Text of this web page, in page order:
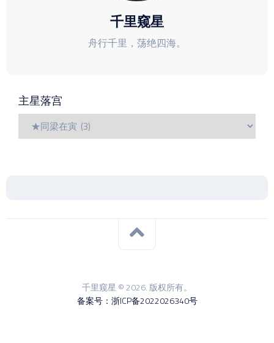
千里窥星
舟行千里，荡绝四海。
主星落宫
千里窥星 © 2026. 版权所有。
备案号：浙ICP备2022026340号